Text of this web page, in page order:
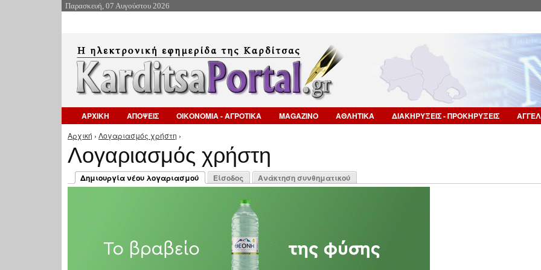
Παρασκευή, 07 Αυγούστου 2026
ΑΡΧΙΚΗ ΑΠΟΨΕΙΣ ΟΙΚΟΝΟΜΙΑ - ΑΓΡΟΤΙΚΑ MAGAZINO ΑΘΛΗΤΙΚΑ ΔΙΑΚΗΡΥΞΕΙΣ - ΠΡΟΚΗΡΥΞΕΙΣ
Είστε εδώ
Αρχική › Λογαριασμός χρήστη ›
Λογαριασμός χρήστη
Πρωτεύουσες καρτέλες
Δημιουργία νέου λογαριασμού
(ενεργή καρτέλα)
Είσοδος Ανάκτηση συνθηματικού